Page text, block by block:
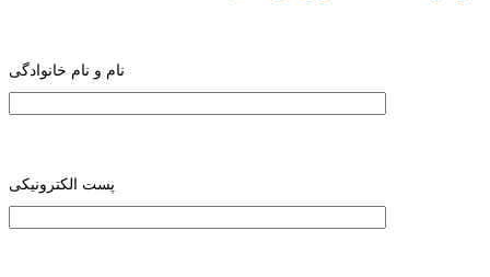
نام و نام خانوادگی
پست الکترونیکی